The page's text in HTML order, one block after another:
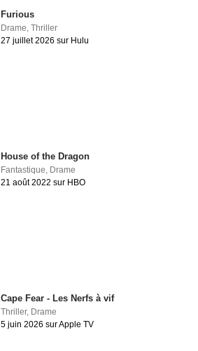
Furious
Drame,Thriller
27 juillet 2026 sur Hulu
House of the Dragon
Fantastique, Drame
21 août 2022 sur HBO
Cape Fear - Les Nerfs à vif
Thriller, Drame
5 juin 2026 sur Apple TV